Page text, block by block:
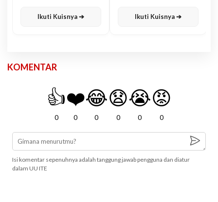
Ikuti Kuisnya ➔ Ikuti Kuisnya ➔
KOMENTAR
👍
0
❤️
0
😂
0
😧
0
😭
0
😡
0
Isi komentar sepenuhnya adalah tanggung jawab pengguna dan diatur
dalam UU ITE